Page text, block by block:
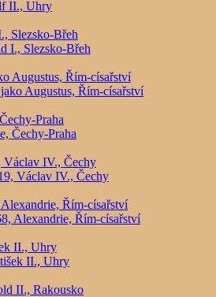
Slezsko-Břeh
Augustus, Řím-císařství
Praha
Václav IV., Čechy
Řím-císařství
II., Uhry
II., Rakousko